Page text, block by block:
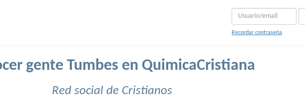
Recordar contraseña
gente Tumbes en QuimicaCristiana
Red social de Cristianos